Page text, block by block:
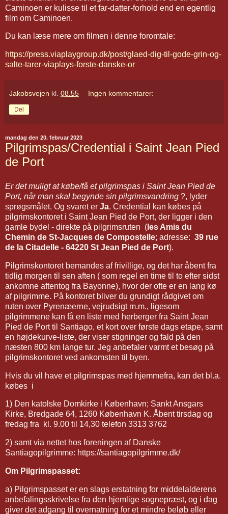
Caminoen er kulisse til et far-datter-forhold end en egentlig
film om Caminoen.
Du kan læse mere om filmen i denne foromtale:
https://press.viaplaygroup.dk/post/glaed-dig-til-gode-grin-og-
salte-tarer-viaplays-forste-danske-or
Jakobsvejen kl. 08.55 Ingen kommentarer:
Del
mandag den 20. februar 2023
Pilgrimspas/Credential i Saint Jean Pied
de Port
Er det muligt at købe/få et pilgrimspas i Saint Jean Pied de
Port, når man skal begynde sin pilgrimsvandring ?, lyder
sprøgsmålet. Og svaret er Ja. Credential kan købes på
pilgrimskontoret i Saint Jean Pied de Port, der ligger i den
gamle bydel - direkte på pilgrimsruten ( les Amis du
Chemin de St-Jacques de Compostelle; adresse: 39 rue
de la Citadelle - 64220 St Jean Pied de Port).
Pilgrimskontoret bemandes af frivillige, og det har åbent fra
tidlig morgen til sen aften ( som regel en time til to efter sidst
ankomne aftentog fra Bayonne), hvor der ofte er en lang kø
af pilgrimme. På kontoret bliver du grundigt rådgivet om
ruten over Pyrenæerne, vejrudsigt m.m., ligesom
pilgrimmene kan få en liste med herberger fra Saint Jean
Pied de Port til Santiago, et kort over første dags etape, samt
en højdekurve-liste, der viser stigninger og fald på den
næsten 800 km lange tur. Jeg anbefaler varmt et besøg på
pilgrimskontoret ved ankomsten til byen.
Hvis du vil have et pilgrimspas med hjemmefra, kan det bl.a.
købes i
1) Den katolske Domkirke i København; Sankt Ansgars
Kirke, Bredgade 64, 1260 København K. Åbent tirsdag og
fredag fra kl. 9.00 til 14,30 telefon 3313 3762
2) samt via nettet hos foreningen af Danske
Santiagopilgrimme: https://santiagopilgrimme.dk/
Om Pilgrimspasset:
a) Pilgrimspasset er en slags erstatning for middelalderens
anbefalingsskrivelse fra den hjemlige sognepræst, og i dag
giver det adgang til overnatning for et mindre beløb eller